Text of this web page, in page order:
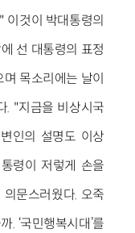
이것이 박대통령의
선 대통령의 표정
목소리에는 날이
. "지금을 비상시국
인의 설명도 이상
령이 저렇게 손을
문스러웠다. 오죽
‘국민행복시대’를